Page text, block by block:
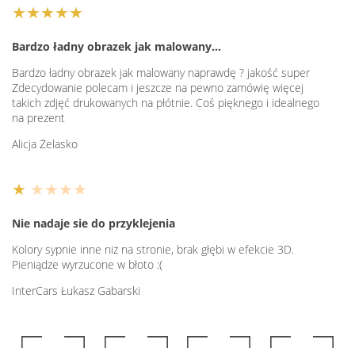
★★★★★
Bardzo ładny obrazek jak malowany…
Bardzo ładny obrazek jak malowany naprawdę ? jakość super
Zdecydowanie polecam i jeszcze na pewno zamówię więcej
takich zdjęć drukowanych na płótnie. Coś pięknego i idealnego
na prezent
Alicja Żelasko
★ ★★★★
Nie nadaje sie do przyklejenia
Kolory sypnie inne niż na stronie, brak głębi w efekcie 3D.
Pieniądze wyrzucone w błoto :(
InterCars Łukasz Gabarski